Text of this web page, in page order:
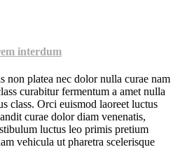
interdum
non platea nec dolor nulla curae nam
curabitur fermentum a amet nulla
class. Orci euismod laoreet luctus
curae dolor diam venenatis,
luctus leo primis pretium
vehicula ut pharetra scelerisque